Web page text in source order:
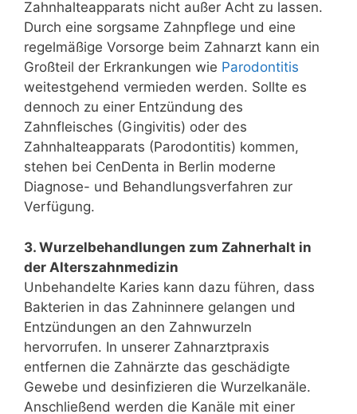
Zahnhalteapparats nicht außer Acht zu lassen.
Durch eine sorgsame Zahnpflege und eine
regelmäßige Vorsorge beim Zahnarzt kann ein
Großteil der Erkrankungen wie Parodontitis
weitestgehend vermieden werden. Sollte es
dennoch zu einer Entzündung des
Zahnfleisches (Gingivitis) oder des
Zahnhalteapparats (Parodontitis) kommen,
stehen bei CenDenta in Berlin moderne
Diagnose- und Behandlungsverfahren zur
Verfügung.
3. Wurzelbehandlungen zum Zahnerhalt in
der Alterszahnmedizin
Unbehandelte Karies kann dazu führen, dass
Bakterien in das Zahninnere gelangen und
Entzündungen an den Zahnwurzeln
hervorrufen. In unserer Zahnarztpraxis
entfernen die Zahnärzte das geschädigte
Gewebe und desinfizieren die Wurzelkanäle.
Anschließend werden die Kanäle mit einer